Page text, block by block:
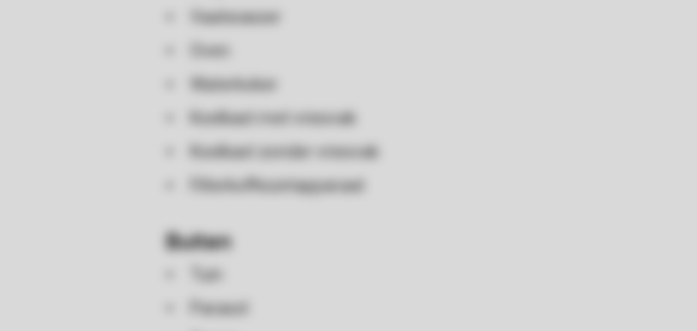
Vaatwasser
Oven
Waterkoker
Koelkast met vriesvak
Koelkast zonder vriesvak
Filterkoffiezetapparaat
Buiten
Tuin
Parasol